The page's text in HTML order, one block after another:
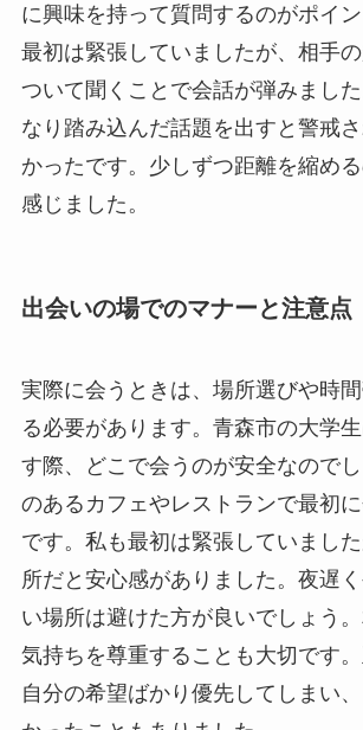
に興味を持って質問するのがポイ
最初は緊張していましたが、相手
ついて聞くことで会話が弾みまし
なり踏み込んだ話題を出すと警戒
かったです。少しずつ距離を縮め
感じました。
出会いの場でのマナーと注意点
実際に会うときは、場所選びや時
る必要があります。青森市の大学
す際、どこで会うのが安全なので
のあるカフェやレストランで最初
です。私も最初は緊張していまし
所だと安心感がありました。夜遅
い場所は避けた方が良いでしょう
気持ちを尊重することも大切です
自分の希望ばかり優先してしまい